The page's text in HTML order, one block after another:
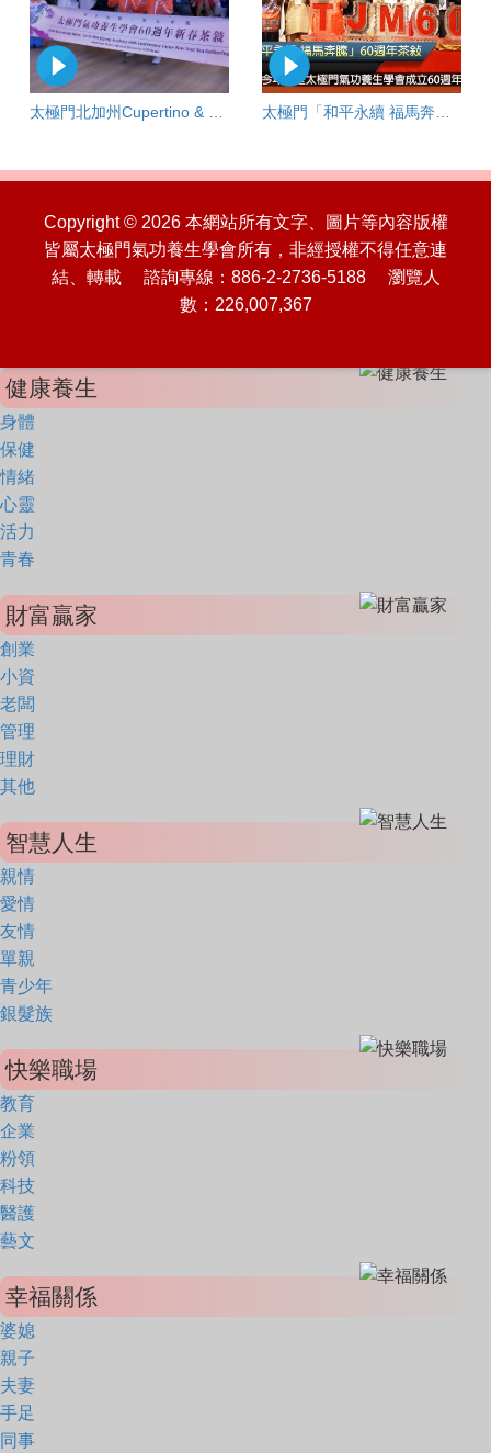
Copyright © 2026 本網站所有文字、圖片等內容版權
皆屬太極門氣功養生學會所有，非經授權不得任意連
結、轉載 諮詢專線：886-2-2736-5188 瀏覽人
數：226,007,367
健康養生
身體
保健
情緒
心靈
活力
青春
財富贏家
創業
小資
老闆
管理
理財
其他
智慧人生
親情
愛情
友情
單親
青少年
銀髮族
快樂職場
教育
企業
粉領
科技
醫護
藝文
幸福關係
婆媳
親子
夫妻
手足
同事